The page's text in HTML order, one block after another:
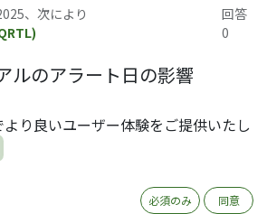
、次により
回答
0
ルのアラート日の影響
、次によりYoshi Tashiro (QRTL) 回答0
ットの振込データ生成
Ryoko Tsuda (QRTL)回答0
り良いユーザー体験をご提供いたし
必須のみ 同意